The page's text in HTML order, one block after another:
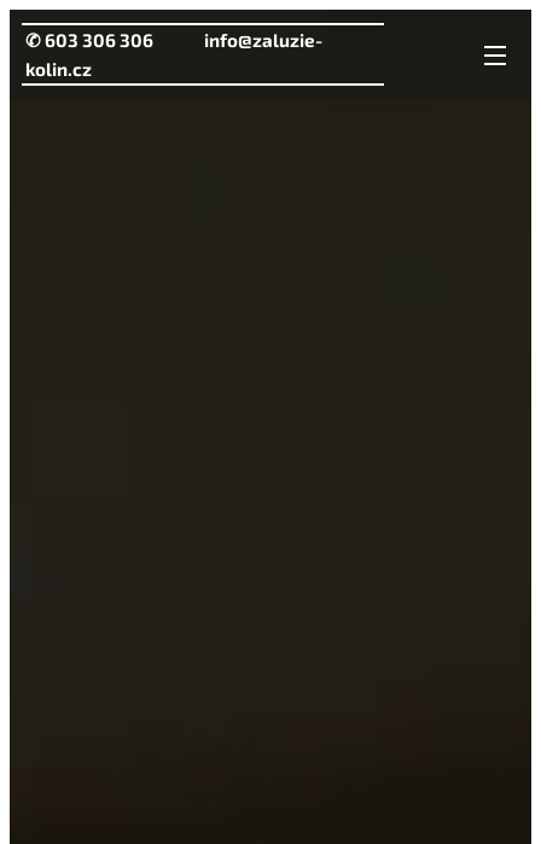
✆ 603 306 306 info@zaluzie-
kolin.cz